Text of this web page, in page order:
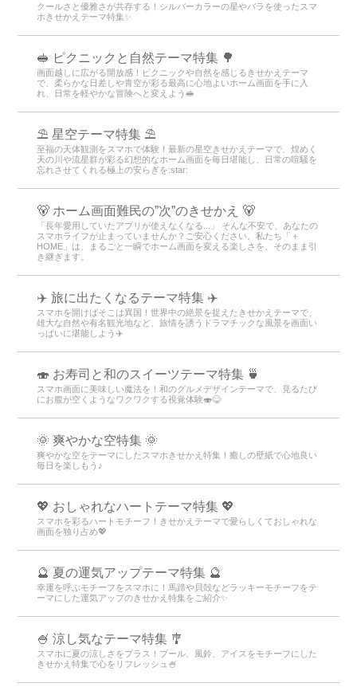
クールさと優雅さが共存する！シルバーカラーの星やバラを使ったスマ
ホきせかえテーマ特集✨
🥪 ピクニックと自然テーマ特集 🌳
画面越しに広がる開放感！ピクニックや自然を感じるきせかえテーマ
で、柔らかな日差しや青空が彩る最高に心地よいホーム画面を手に入
れ、日常を軽やかな冒険へと変えよう🥪
⛱️ 星空テーマ特集 ⛱️
至福の天体観測をスマホで体験！最新の星空きせかえテーマで、煌めく
天の川や流星群が彩る幻想的なホーム画面を毎日堪能し、日常の喧騒を
忘れさせてくれる極上の安らぎを:star:️
🐻 ホーム画面難民の”次”のきせかえ 🐻
「長年愛用していたアプリが使えなくなる...」 そんな不安で、あなたの
スマホライフが止まっていませんか？ご安心ください。私たち「＋
HOME」は、まるごと一瞬でホーム画面を変える楽しさを、そのまま引
き継ぎます。
✈️ 旅に出たくなるテーマ特集 ✈️
スマホを開けばそこは異国！世界中の絶景を捉えたきせかえテーマで、
雄大な自然や有名観光地など、旅情を誘うドラマチックな風景を画面い
っぱいに堪能しよう✈️
🍣 お寿司と和のスイーツテーマ特集 🍵
スマホ画面に美味しい魔法を！和のグルメデザインテーマで、見るたび
にお腹が空くようなワクワクする視覚体験🍣😋
🌞 爽やかな空特集 🌞
爽やかな空をテーマにしたスマホきせかえ特集！癒しの壁紙で心地良い
毎日を楽しもう♪
💖 おしゃれなハートテーマ特集 💖
スマホを彩るハートモチーフ！きせかえテーマで愛らしくておしゃれな
画面を独り占め💖
🔮 夏の運気アップテーマ特集 🔮
幸運を呼ぶモチーフをスマホに！馬蹄や貝殻などラッキーモチーフをテ
ーマにした運気アップのきせかえ特集をご紹介✨
🍧 涼し気なテーマ特集 🎐
スマホに夏の涼しさをプラス！プール、風鈴、アイスをモチーフにした
きせかえ特集で心をリフレッシュ🍧